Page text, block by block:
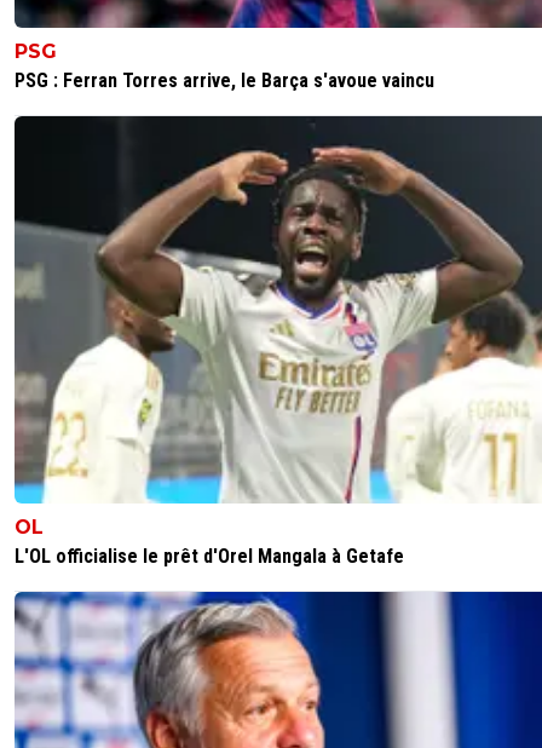
gardien bon au pied mais très moyen (oui je
considère Ederson vraiment moyen en dehors
Répondre
Bein oui, tu as tout dit... Pour Guardiola, le jeu
de donnaruma est rédhibitoire
0+ Répondre
hardstylerz 10 août 2025 à 14:44 0
Grand bien lui en fasse...mais il va détruire sa carrière.
0 Répondre
tournesol 11 août 2025 à 6:43
A City ou au Real plutôt bonus pour lui en
0 Répondre
hardstylerz 11 août 2025 à 16:17 +0
Oui, mais je parle de Man U le cimetière
0+ Répondre
mister-georges 10 août 2025 à 14:27
PSG
PSG : Ferran Torres arrive, le Barça s'avoue vaincu
OL
L'OL officialise le prêt d'Orel Mangala à Getafe